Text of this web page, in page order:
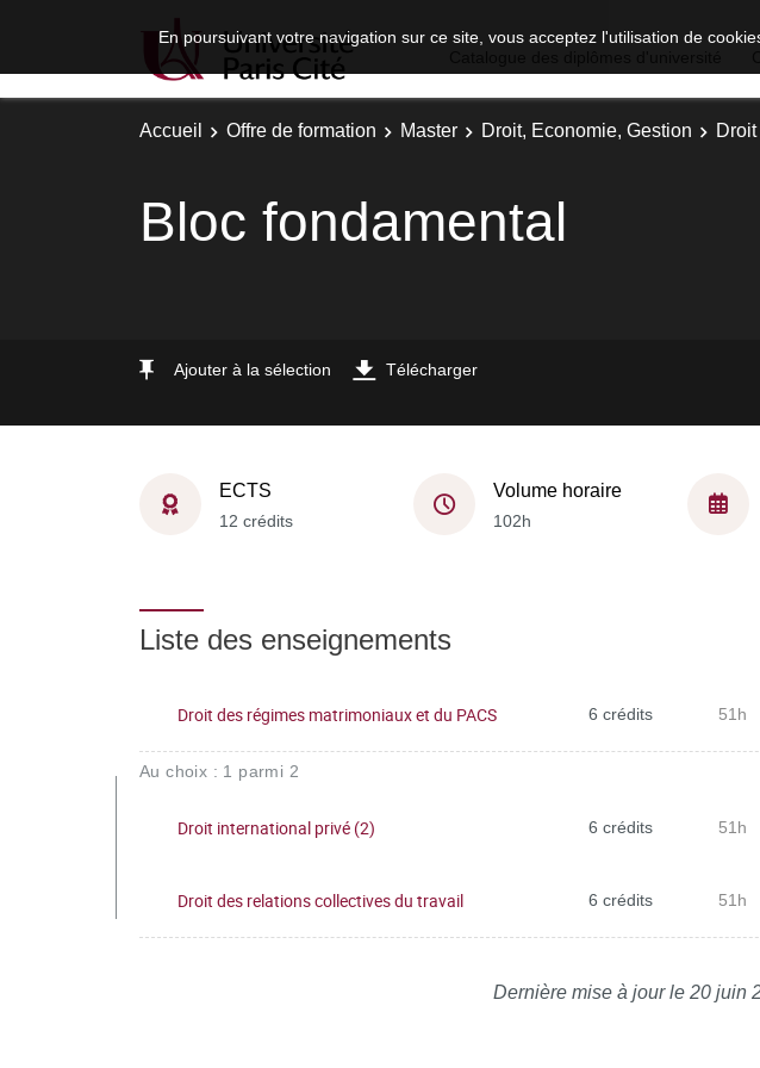
En poursuivant votre navigation sur ce site, vous acceptez l'utilisation de
Accueil Offre de formation Master Droit, Economie, Gestion
Bloc fondamental
Ajouter à la sélection Télécharger
ECTS
12 crédits
Volume horaire
102h
Liste des enseignements
Droit des régimes matrimoniaux et du PACS 6 crédits 51h
Au choix : 1 parmi 2
Droit international privé (2) 6 crédits 51h
Droit des relations collectives du travail 6 crédits 51h
Dernière mise à jour le 20 juin